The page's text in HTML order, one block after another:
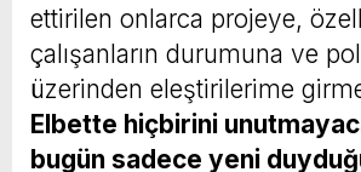
ettirilen onlarca projeye,
çalışanların durumuna ve
üzerinden eleştirilerime
Elbette hiçbirini
bugün sadece yeni